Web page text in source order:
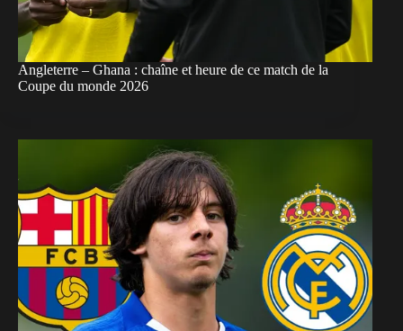
Angleterre – Ghana : chaîne et heure de ce match de la
Coupe du monde 2026